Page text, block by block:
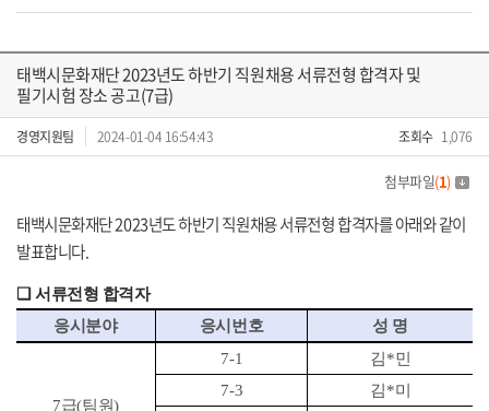
태백시문화재단 2023년도 하반기 직원채용 서류전형 합격자 및
필기시험 장소 공고(7급)
경영지원팀 2024-01-04 16:54:43 조회수 1,076
첨부파일(1)
태백시문화재단 2023년도 하반기 직원채용 서류전형 합격자를 아래와 같이
발표합니다.
❏ 서류전형 합격자
응시분야
응시번호 성 명
7급(팀원)
7-1 김*민
7-3
김*미